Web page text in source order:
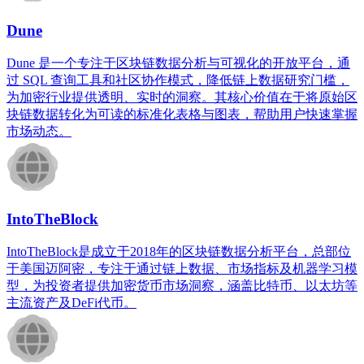
Dune
Dune 是一个专注于区块链数据分析与可视化的开放平台，通
过 SQL 查询工具和社区协作模式，降低链上数据研究门槛，
为加密行业提供透明、实时的洞察。其核心价值在于将原始区
块链数据转化为可读的标准化表格与图表，帮助用户快速掌握
市场动态。
IntoTheBlock
IntoTheBlock是成立于2018年的区块链数据分析平台，总部位
于美国迈阿密，专注于通过链上数据、市场指标及机器学习模
型，为投资者提供加密货币市场洞察，涵盖比特币、以太坊等
主流资产及DeFi代币。